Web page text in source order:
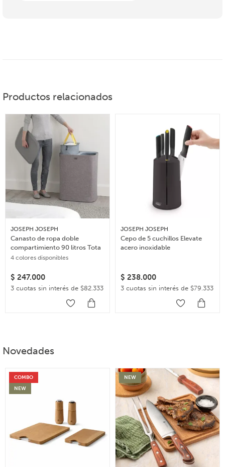
Productos relacionados
JOSEPH JOSEPH
Canasto de ropa doble
compartimiento 90 litros Tota
4 colores disponibles
$ 247.000
3 cuotas sin interés de $82.333
JOSEPH JOSEPH
Cepo de 5 cuchillos Elevate
acero inoxidable
$ 238.000
3 cuotas sin interés de $79.333
Novedades
COMBO
NEW
NEW